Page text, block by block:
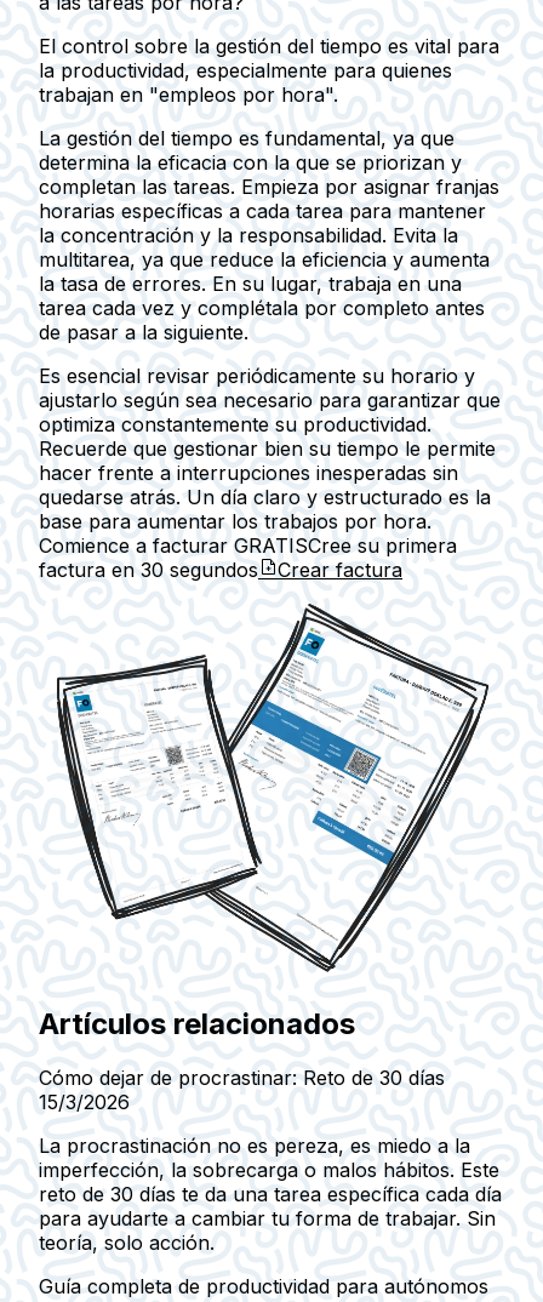
El control sobre la gestión del tiempo es vital para
la productividad, especialmente para quienes
trabajan en "empleos por hora".
La gestión del tiempo es fundamental, ya que
determina la eficacia con la que se priorizan y
completan las tareas. Empieza por asignar franjas
horarias específicas a cada tarea para mantener
la concentración y la responsabilidad. Evita la
multitarea, ya que reduce la eficiencia y aumenta
la tasa de errores. En su lugar, trabaja en una
tarea cada vez y complétala por completo antes
de pasar a la siguiente.
Es esencial revisar periódicamente su horario y
ajustarlo según sea necesario para garantizar que
optimiza constantemente su productividad.
Recuerde que gestionar bien su tiempo le permite
hacer frente a interrupciones inesperadas sin
quedarse atrás. Un día claro y estructurado es la
base para aumentar los trabajos por hora.
Comience a facturar GRATISCree su primera
factura en 30 segundos Crear factura
Artículos relacionados
Cómo dejar de procrastinar: Reto de 30 días
15/3/2026
La procrastinación no es pereza, es miedo a la
imperfección, la sobrecarga o malos hábitos. Este
reto de 30 días te da una tarea específica cada día
para ayudarte a cambiar tu forma de trabajar. Sin
teoría, solo acción.
Guía completa de productividad para autónomos